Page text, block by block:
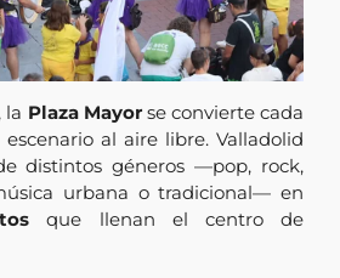
la Plaza Mayorse convierte cada
al aire libre. Valladolid
distintos géneros —pop, rock,
urbana o tradicional— en
que llenan el centro de